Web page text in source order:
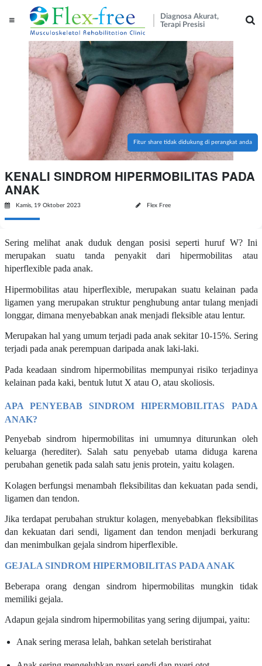
Diagnosa Akurat,
Terapi Presisi
Fitur share tidak didukung di perangkat anda
KENALI SINDROM HIPERMOBILITAS PADA
ANAK
Kamis, 19 Oktober 2023 Flex Free
Sering melihat anak duduk dengan posisi seperti huruf W? Ini
merupakan suatu tanda penyakit dari hipermobilitas atau
hiperflexible pada anak.
Hipermobilitas atau hiperflexible, merupakan suatu kelainan pada
ligamen yang merupakan struktur penghubung antar tulang menjadi
longgar, dimana menyebabkan anak menjadi fleksible atau lentur.
Merupakan hal yang umum terjadi pada anak sekitar 10-15%. Sering
terjadi pada anak perempuan daripada anak laki-laki.
Pada keadaan sindrom hipermobilitas mempunyai risiko terjadinya
kelainan pada kaki, bentuk lutut X atau O, atau skoliosis.
APA PENYEBAB SINDROM HIPERMOBILITAS PADA
ANAK?
Penyebab sindrom hipermobilitas ini umumnya diturunkan oleh
keluarga (herediter). Salah satu penyebab utama diduga karena
perubahan genetik pada salah satu jenis protein, yaitu kolagen.
Kolagen berfungsi menambah fleksibilitas dan kekuatan pada sendi,
ligamen dan tendon.
Jika terdapat perubahan struktur kolagen, menyebabkan fleksibilitas
dan kekuatan dari sendi, ligament dan tendon menjadi berkurang
dan menimbulkan gejala sindrom hiperflexible.
GEJALA SINDROM HIPERMOBILITAS PADA ANAK
Beberapa orang dengan sindrom hipermobilitas mungkin tidak
memiliki gejala.
Adapun gejala sindrom hipermobilitas yang sering dijumpai, yaitu:
Anak sering merasa lelah, bahkan setelah beristirahat